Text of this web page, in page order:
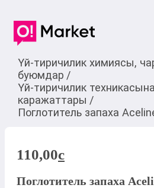
Үй-тиричилик химиясы,
буюмдар /
Үй-тиричилик
каражаттары /
Поглотитель запаха
110,00c
Поглотитель запаха